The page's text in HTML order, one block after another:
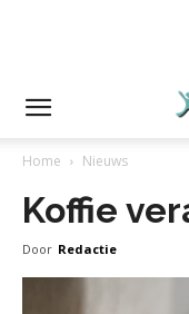
Home Nieuws
Koffie
Door Redactie